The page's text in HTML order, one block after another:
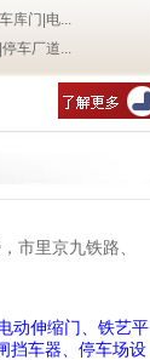
库门|电...
车厂道...
市里京九铁路、
动伸缩门、铁艺平
挡车器、停车场设